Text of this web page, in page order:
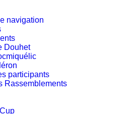
navigation
Douhet
participants
Rassemblements